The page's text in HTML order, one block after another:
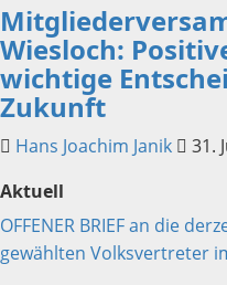
Wiesloch:
wichtige
Zukunft
Hans Joachim Janik 31.
Aktuell
OFFENER BRIEF an die
gewählten Volksvertreter